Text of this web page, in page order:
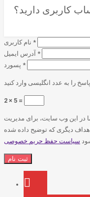
کاربری دارید؟
*
*
*
2 × 5 =
در این وب سایت، برای مدیریت
دیگری که توضیح داده شده
سیاست حفظ حریم خصوصی